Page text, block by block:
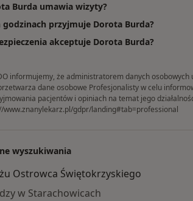
Burda umawia wizyty?
godzinach przyjmuje Dorota Burda?
akceptuje Dorota Burda?
informujemy, że administratorem danych
dane osobowe Profesjonalisty w celu
pacjentów i opiniach na temat jego
www.znanylekarz.pl/gdpr/landing#tab=professional
wyszukiwania
Ostrowca Świętokrzyskiego
w Starachowicach